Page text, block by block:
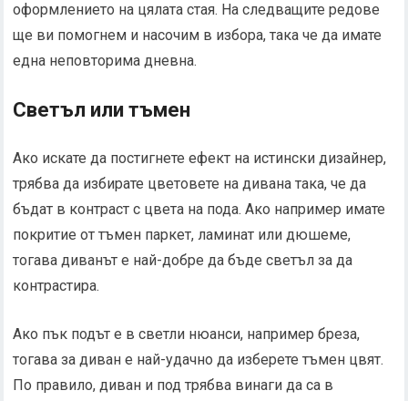
оформлението на цялата стая. На следващите редове
ще ви помогнем и насочим в избора, така че да имате
една неповторима дневна.
Светъл или тъмен
Ако искате да постигнете ефект на истински дизайнер,
трябва да избирате цветовете на дивана така, че да
бъдат в контраст с цвета на пода. Ако например имате
покритие от тъмен паркет, ламинат или дюшеме,
тогава диванът е най-добре да бъде светъл за да
контрастира.
Ако пък подът е в светли нюанси, например бреза,
тогава за диван е най-удачно да изберете тъмен цвят.
По правило, диван и под трябва винаги да са в